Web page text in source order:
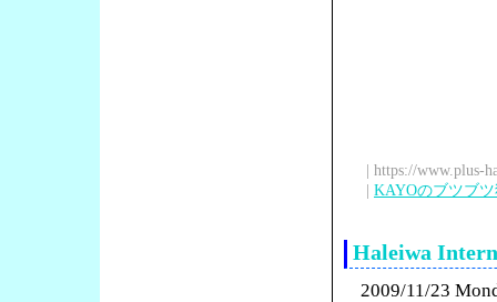
| https://www.plus-
| KAYOのブツブ
Haleiwa
2009/11/23